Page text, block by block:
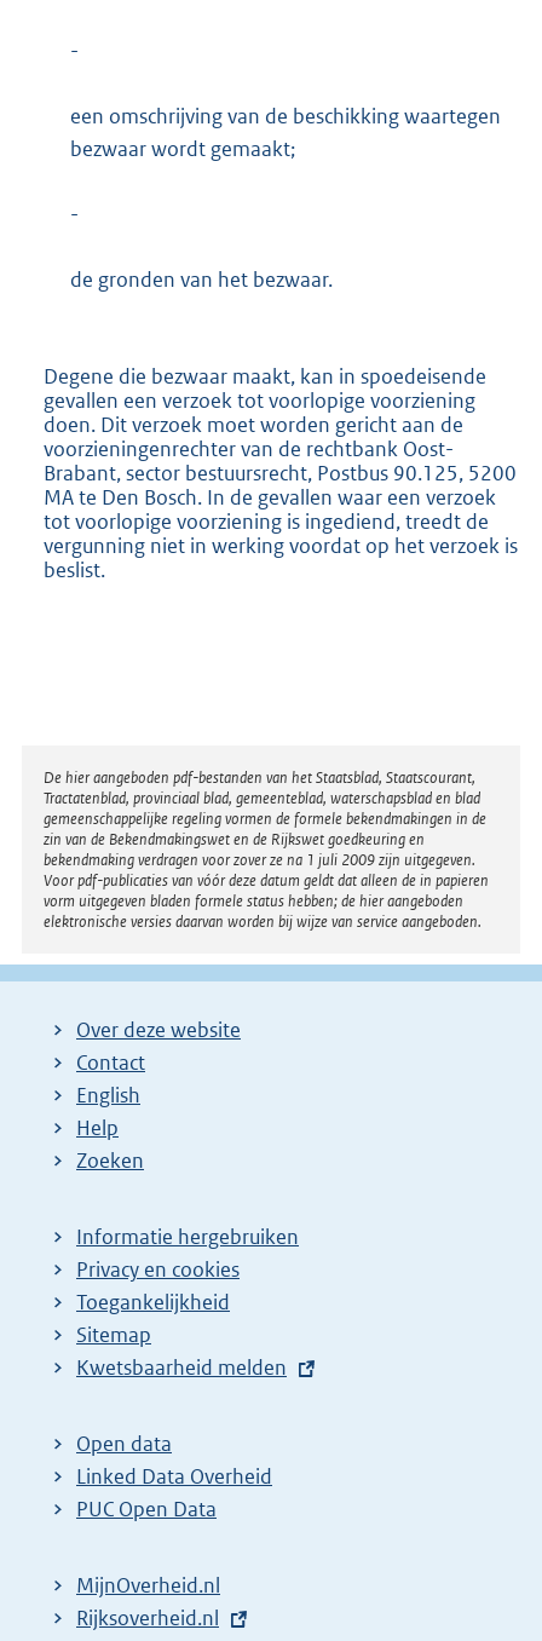
-
een omschrijving van de beschikking waartegen
bezwaar wordt gemaakt;
-
de gronden van het bezwaar.
Degene die bezwaar maakt, kan in spoedeisende
gevallen een verzoek tot voorlopige voorziening
doen. Dit verzoek moet worden gericht aan de
voorzieningenrechter van de rechtbank Oost-
Brabant, sector bestuursrecht, Postbus 90.125, 5200
MA te Den Bosch. In de gevallen waar een verzoek
tot voorlopige voorziening is ingediend, treedt de
vergunning niet in werking voordat op het verzoek is
beslist.
Disclaimer
De hier aangeboden pdf-bestanden van het Staatsblad, Staatscourant,
Tractatenblad, provinciaal blad, gemeenteblad, waterschapsblad en blad
gemeenschappelijke regeling vormen de formele bekendmakingen in de
zin van de Bekendmakingswet en de Rijkswet goedkeuring en
bekendmaking verdragen voor zover ze na 1 juli 2009 zijn uitgegeven.
Voor pdf-publicaties van vóór deze datum geldt dat alleen de in papieren
vorm uitgegeven bladen formele status hebben; de hier aangeboden
elektronische versies daarvan worden bij wijze van service aangeboden.
Over deze website
Contact
English
Help
Zoeken
Informatie hergebruiken
Privacy en cookies
Toegankelijkheid
Sitemap
E
t
e
r
l
i
Kwetsbaarheid melden
Open data
Linked Data Overheid
PUC Open Data
MijnOverheid.nl
E
Rijksoverheid.nl